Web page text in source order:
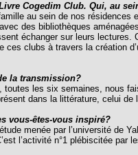
Cogedim Club. Qui, au
au sein de nos
des bibliothèques
échanger sur leurs
ces clubs à travers la création
la transmission?
toutes les six semaines, nous
dans la littérature, celui
vous-êtes-vous inspiré?
menée par l’université de
l’activité n°1 plébiscitée